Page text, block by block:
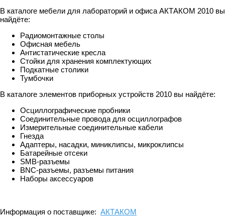
В каталоге мебели для лабораторий и офиса АКТАКОМ 2010 вы
найдёте:
Радиомонтажные столы
Офисная мебель
Антистатические кресла
Стойки для хранения комплектующих
Подкатные столики
Тумбочки
В каталоге элементов приборных устройств 2010 вы найдёте:
Осциллографические пробники
Соединительные провода для осциллографов
Измерительные соединительные кабели
Гнезда
Адаптеры, насадки, миниклипсы, микроклипсы
Батарейные отсеки
SMB-разъемы
ВNC-разъемы, разъемы питания
Наборы аксессуаров
Информация о поставщике: АКТАКОМ